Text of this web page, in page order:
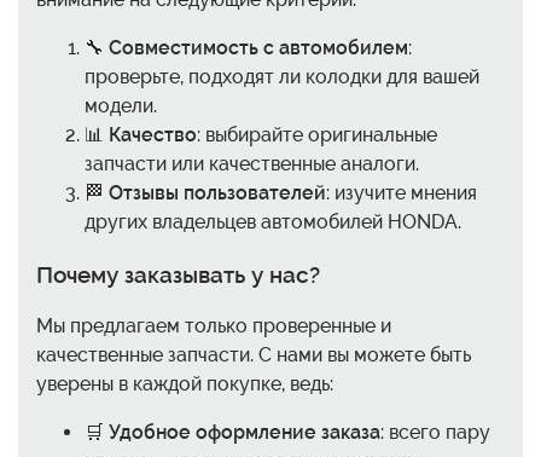
🔧 Совместимость с автомобилем:
проверьте, подходят ли колодки для вашей
модели.
📊 Качество: выбирайте оригинальные
запчасти или качественные аналоги.
🏁 Отзывы пользователей: изучите мнения
других владельцев автомобилей HONDA.
Почему заказывать у нас?
Мы предлагаем только проверенные и
качественные запчасти. С нами вы можете быть
уверены в каждой покупке, ведь:
🛒 Удобное оформление заказа: всего пару